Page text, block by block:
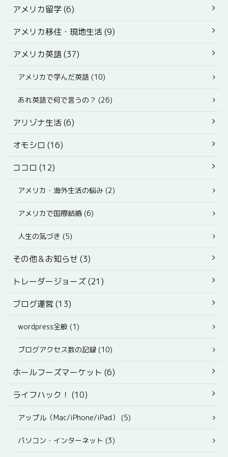
アメリカ留学 (6)
アメリカ移住・現地生活 (9)
アメリカ英語 (37)
アメリカで学んだ英語 (10)
あれ英語で何で言うの？ (26)
アリゾナ生活 (6)
オモシロ (16)
ココロ (12)
アメリカ・海外生活の悩み (2)
アメリカで国際結婚 (6)
人生の気づき (5)
その他＆お知らせ (3)
トレーダージョーズ (21)
ブログ運営 (13)
wordpress全般 (1)
ブログアクセス数の記録 (10)
ホールフーズマーケット (6)
ライフハック！ (10)
アップル（Mac/iPhone/iPad） (5)
パソコン・インターネット (3)